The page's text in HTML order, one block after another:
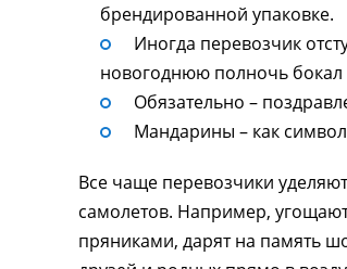
брендированной упаковке.
Иногда перевозчик
новогоднюю полночь
Обязательно –
Мандарины – как
Все чаще перевозчики
самолетов. Например,
пряниками, дарят на память